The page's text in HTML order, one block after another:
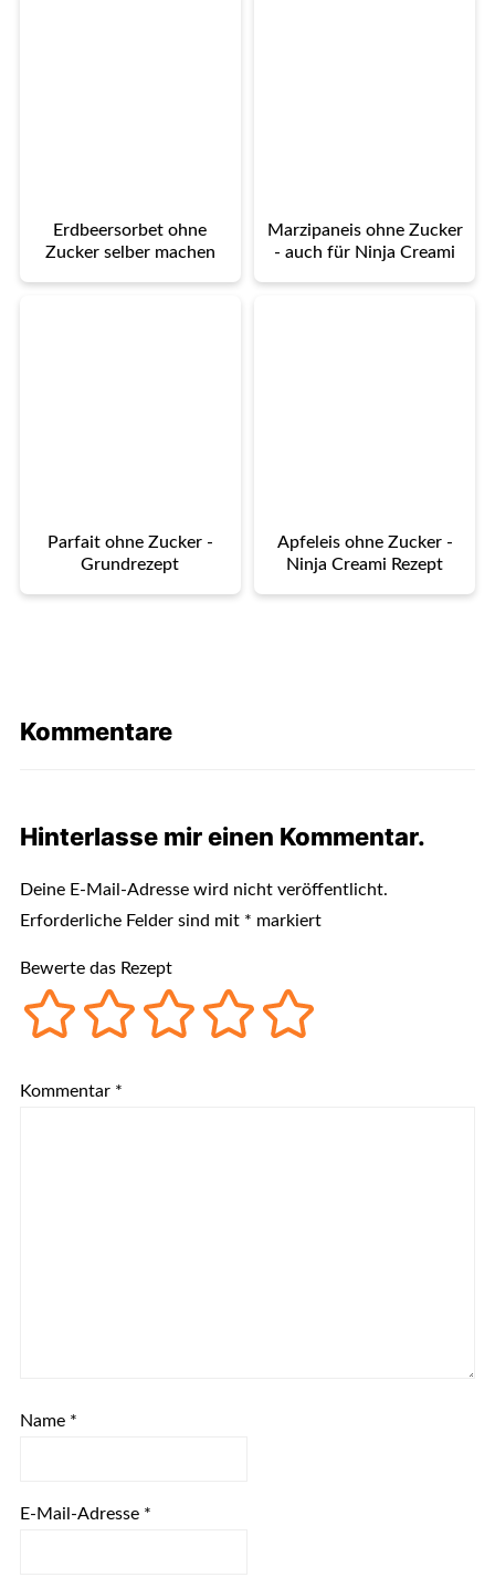
Erdbeersorbet ohne
Zucker selber machen
Marzipaneis ohne Zucker
- auch für Ninja Creami
Parfait ohne Zucker -
Grundrezept
Apfeleis ohne Zucker -
Ninja Creami Rezept
Kommentare
Hinterlasse mir einen Kommentar.
Deine E-Mail-Adresse wird nicht veröffentlicht.
Erforderliche Felder sind mit * markiert
Bewerte das Rezept
Kommentar *
Name *
E-Mail-Adresse *